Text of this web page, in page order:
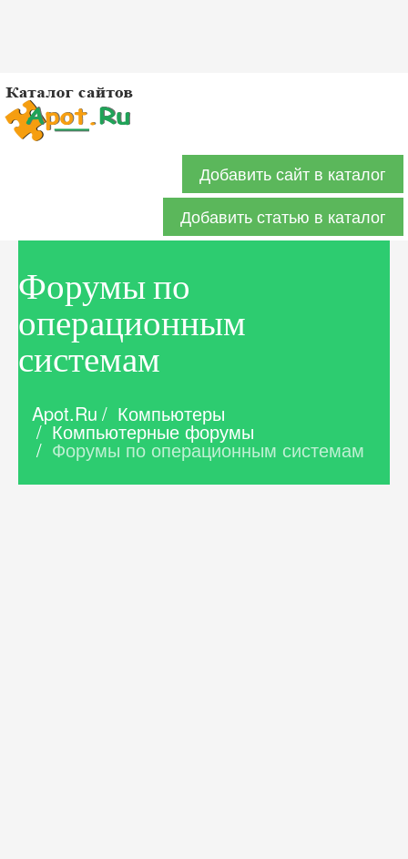
Добавить сайт в каталог
Добавить статью в каталог
Форумы по
операционным
системам
Apot.Ru / Компьютеры
/ Компьютерные форумы
/ Форумы по операционным системам